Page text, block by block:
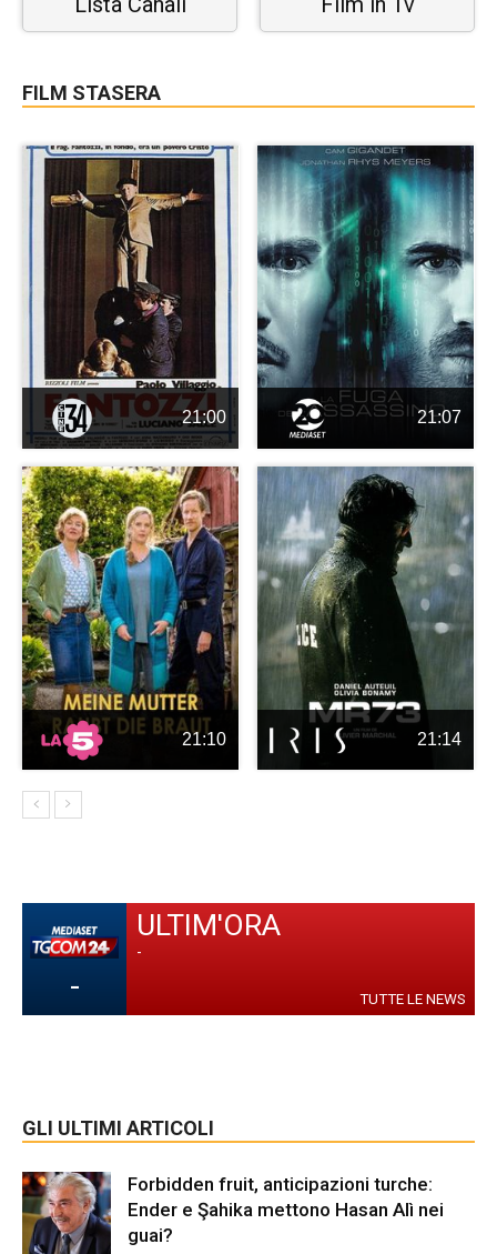
FILM STASERA
21:00 21:07
21:10 21:14
-
ULTIM'ORA
-
TUTTE LE NEWS
GLI ULTIMI ARTICOLI
Forbidden fruit, anticipazioni turche:
Ender e Şahika mettono Hasan Alì nei
guai?